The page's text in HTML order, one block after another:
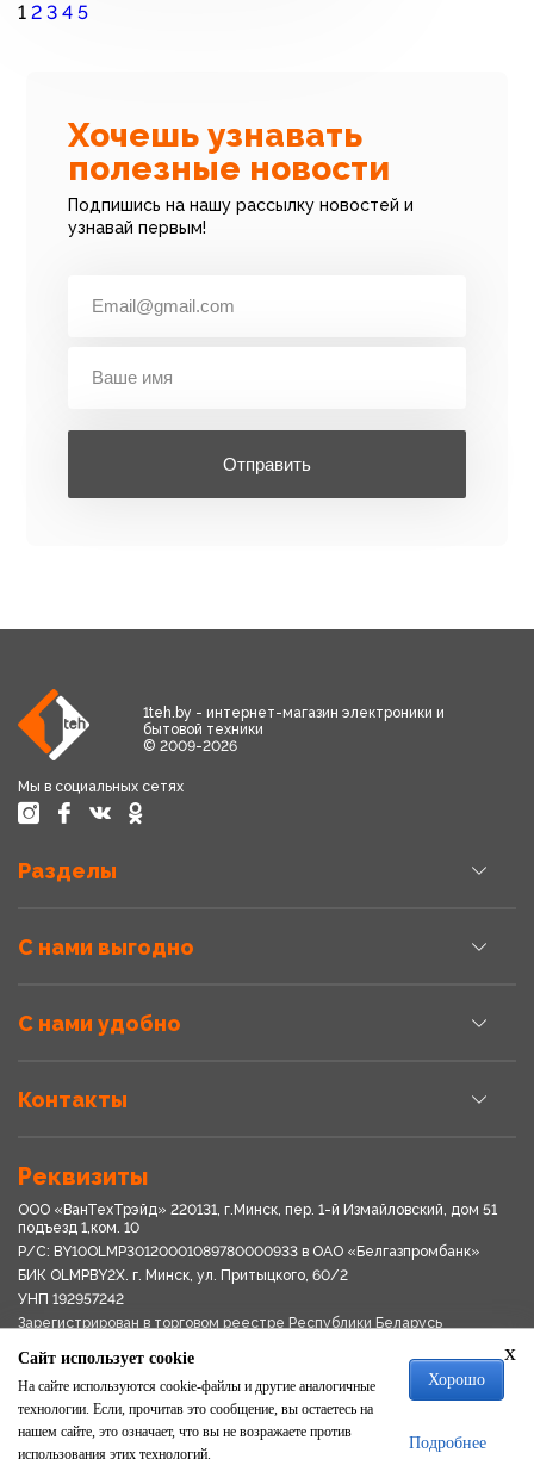
1 2 3 4 5
Хочешь узнавать
полезные новости
Подпишись на нашу рассылку новостей и
узнавай первым!
Отправить
1teh.by - интернет-магазин электроники и
бытовой техники
© 2009-2026
Мы в социальных сетях
Разделы
С нами выгодно
С нами удобно
Контакты
Реквизиты
ООО «ВанТехТрэйд» 220131, г.Минск, пер. 1-й Измайловский, дом 51
подъезд 1,ком. 10
Р/С: BY10OLMP30120001089780000933 в OАО «Белгазпромбанк»
БИК OLMPBY2X. г. Минск, ул. Притыцкого, 60/2
УНП 192957242
Зарегистрирован в торговом реестре Республики Беларусь
Свидетельство о регистрации № 192957242выдано 18.08.2017
Мингориспоплком
Политика обработки персональных данных
Положение о системе видеонаблюдения
Политика в отношении обработки файлов cookie
x
Сайт использует cookie
На сайте используются cookie-файлы и другие аналогичные
технологии. Если, прочитав это сообщение, вы остаетесь на
нашем сайте, это означает, что вы не возражаете против
использования этих технологий.
Хорошо
Подробнее